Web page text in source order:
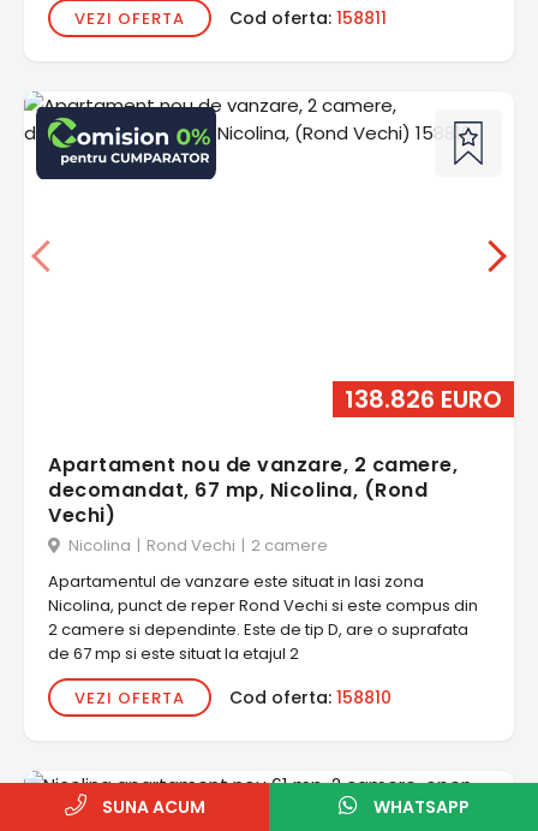
VEZI OFERTA
Cod oferta: 158811
138.826 EURO
Apartament nou de vanzare, 2 camere,
decomandat, 67 mp, Nicolina, (Rond
Vechi)
Nicolina | Rond Vechi | 2 camere
Apartamentul de vanzare este situat in Iasi zona
Nicolina, punct de reper Rond Vechi si este compus din
2 camere si dependinte. Este de tip D, are o suprafata
de 67 mp si este situat la etajul 2
VEZI OFERTA
Cod oferta: 158810
SUNA ACUM WHATSAPP